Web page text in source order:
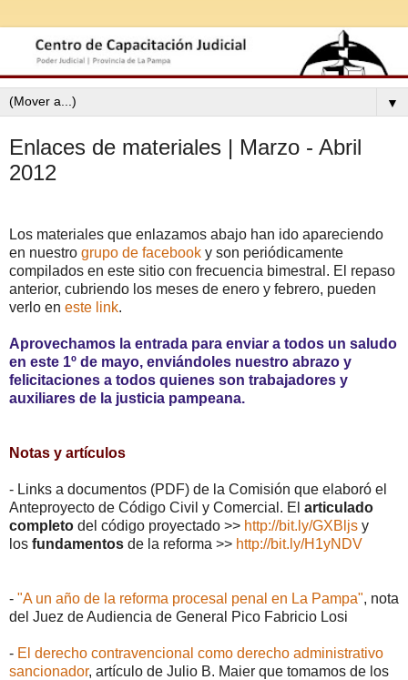
▼
Enlaces de materiales | Marzo - Abril
2012
Los materiales que enlazamos abajo han ido apareciendo
en nuestro grupo de facebook y son periódicamente
compilados en este sitio con frecuencia bimestral. El repaso
anterior, cubriendo los meses de enero y febrero, pueden
verlo en este link.
Aprovechamos la entrada para enviar a todos un saludo
en este 1º de mayo, enviándoles nuestro abrazo y
felicitaciones a todos quienes son trabajadores y
auxiliares de la justicia pampeana.
Notas y artículos
- Links a documentos (PDF) de la Comisión que elaboró el
Anteproyecto de Código Civil y Comercial. El articulado
completo del código proyectado >> http://bit.ly/GXBljs y
los fundamentos de la reforma >> http://bit.ly/H1yNDV
- "A un año de la reforma procesal penal en La Pampa", nota
del Juez de Audiencia de General Pico Fabricio Losi
- El derecho contravencional como derecho administrativo
sancionador, artículo de Julio B. Maier que tomamos de los